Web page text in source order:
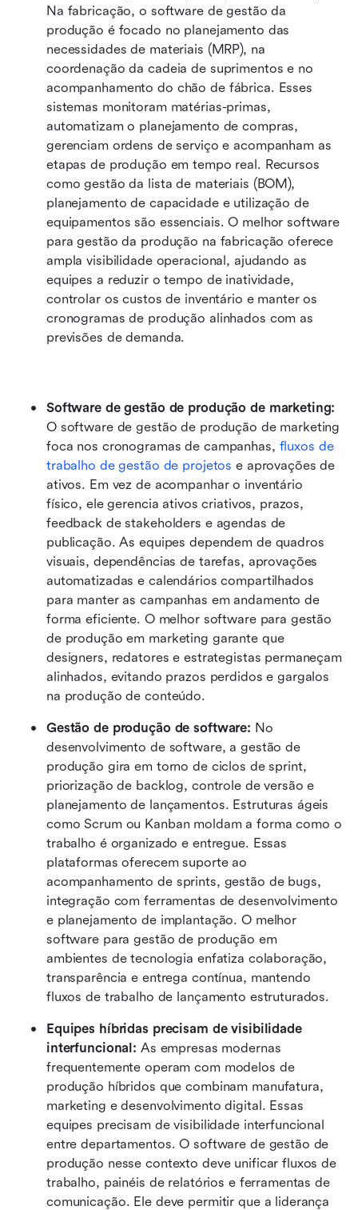
Na fabricação, o software de gestão da
produção é focado no planejamento das
necessidades de materiais (MRP), na
coordenação da cadeia de suprimentos e no
acompanhamento do chão de fábrica. Esses
sistemas monitoram matérias-primas,
automatizam o planejamento de compras,
gerenciam ordens de serviço e acompanham as
etapas de produção em tempo real. Recursos
como gestão da lista de materiais (BOM),
planejamento de capacidade e utilização de
equipamentos são essenciais. O melhor software
para gestão da produção na fabricação oferece
ampla visibilidade operacional, ajudando as
equipes a reduzir o tempo de inatividade,
controlar os custos de inventário e manter os
cronogramas de produção alinhados com as
previsões de demanda.
O software de gestão de produção de marketing
foca nos cronogramas de campanhas, fluxos de
trabalho de gestão de projetos e aprovações de
ativos. Em vez de acompanhar o inventário
físico, ele gerencia ativos criativos, prazos,
feedback de stakeholders e agendas de
publicação. As equipes dependem de quadros
visuais, dependências de tarefas, aprovações
automatizadas e calendários compartilhados
para manter as campanhas em andamento de
forma eficiente. O melhor software para gestão
de produção em marketing garante que
designers, redatores e estrategistas permaneçam
alinhados, evitando prazos perdidos e gargalos
na produção de conteúdo.
Gestão de produção de software: No
desenvolvimento de software, a gestão de
produção gira em torno de ciclos de sprint,
priorização de backlog, controle de versão e
planejamento de lançamentos. Estruturas ágeis
como Scrum ou Kanban moldam a forma como o
trabalho é organizado e entregue. Essas
plataformas oferecem suporte ao
acompanhamento de sprints, gestão de bugs,
integração com ferramentas de desenvolvimento
e planejamento de implantação. O melhor
software para gestão de produção em
ambientes de tecnologia enfatiza colaboração,
transparência e entrega contínua, mantendo
fluxos de trabalho de lançamento estruturados.
Equipes híbridas precisam de visibilidade
interfuncional: As empresas modernas
frequentemente operam com modelos de
produção híbridos que combinam manufatura,
marketing e desenvolvimento digital. Essas
equipes precisam de visibilidade interfuncional
entre departamentos. O software de gestão de
produção nesse contexto deve unificar fluxos de
trabalho, painéis de relatórios e ferramentas de
comunicação. Ele deve permitir que a liderança